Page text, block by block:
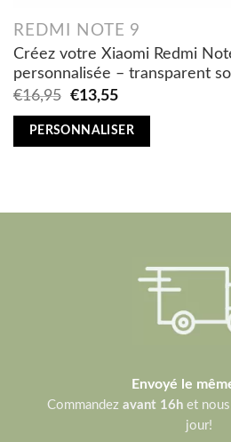
REDMI NOTE 9
Créez votre Xiaomi Redmi
personnalisée – transparent
€16,95
Original
was:
€13,55Current
is:
PERSONNALISER
Envoyé le
Commandez avant 16h et
jour!